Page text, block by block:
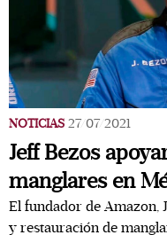
NOTICIAS 27/07/2021
Jeff Bezos
manglares en
El fundador de Amazon,
y restauración de